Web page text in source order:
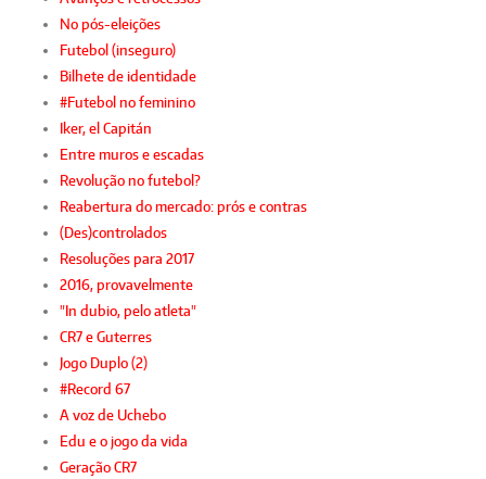
No pós-eleições
Futebol (inseguro)
Bilhete de identidade
#Futebol no feminino
Iker, el Capitán
Entre muros e escadas
Revolução no futebol?
Reabertura do mercado: prós e contras
(Des)controlados
Resoluções para 2017
2016, provavelmente
"In dubio, pelo atleta"
CR7 e Guterres
Jogo Duplo (2)
#Record 67
A voz de Uchebo
Edu e o jogo da vida
Geração CR7